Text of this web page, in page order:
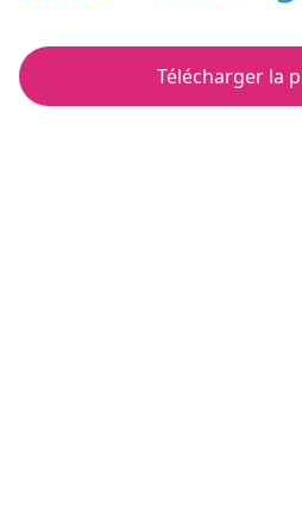
Télécharger la